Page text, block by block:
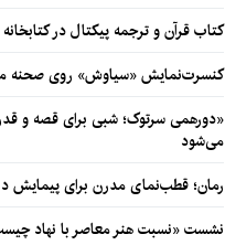
کتاب قرآن و ترجمه پیکتال در
کنسرت‌نمایش «سیاوش» روی صحنه
«دورهمی سرتوک؛ شبی برای قصه و
می‌شود
رمان؛ قطب‌نمای مدرن برای پیمایش
نشست «نسبت هنر معاصر با نهاد